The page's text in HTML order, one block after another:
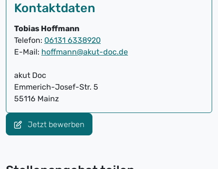
Kontaktdaten
Tobias Hoffmann
Telefon: 06131 6338920
E-Mail: hoffmann@akut-doc.de
akut Doc
Emmerich-Josef-Str. 5
55116 Mainz
Jetzt bewerben